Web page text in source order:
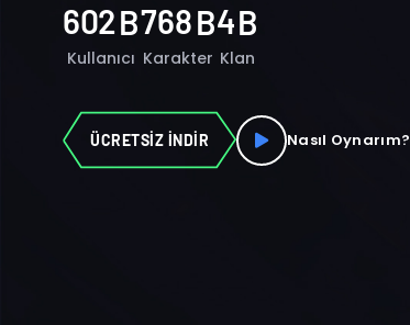
602B
Kullanıcı
768B
Karakter
4B
Klan
ÜCRETSİZ İNDİR Nasıl Oynarım?